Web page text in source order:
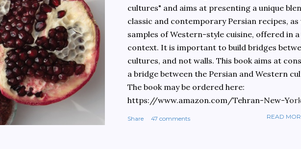
cultures" and aims at presenting a unique
classic and contemporary Persian recipes, as
samples of Western-style cuisine, offered in
context. It is important to build bridges
cultures, and not walls. This book aims at
a bridge between the Persian and Western
The book may be ordered here:
https://www.amazon.com/Tehran-New-
Share 47 comments